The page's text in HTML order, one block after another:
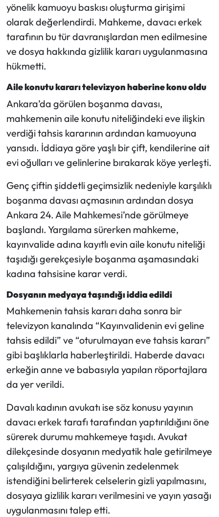
yönelik kamuoyu baskısı oluşturma girişimi
olarak değerlendirdi. Mahkeme, davacı erkek
tarafının bu tür davranışlardan men edilmesine
ve dosya hakkında gizlilik kararı uygulanmasına
hükmetti.
Aile konutu kararı televizyon haberine konu oldu
Ankara’da görülen boşanma davası,
mahkemenin aile konutu niteliğindeki eve ilişkin
verdiği tahsis kararının ardından kamuoyuna
yansıdı. İddiaya göre yaşlı bir çift, kendilerine ait
evi oğulları ve gelinlerine bırakarak köye yerleşti.
Genç çiftin şiddetli geçimsizlik nedeniyle karşılıklı
boşanma davası açmasının ardından dosya
Ankara 24. Aile Mahkemesi’nde görülmeye
başlandı. Yargılama sürerken mahkeme,
kayınvalide adına kayıtlı evin aile konutu niteliği
taşıdığı gerekçesiyle boşanma aşamasındaki
kadına tahsisine karar verdi.
Dosyanın medyaya taşındığı iddia edildi
Mahkemenin tahsis kararı daha sonra bir
televizyon kanalında “Kayınvalidenin evi geline
tahsis edildi” ve “oturulmayan eve tahsis kararı”
gibi başlıklarla haberleştirildi. Haberde davacı
erkeğin anne ve babasıyla yapılan röportajlara
da yer verildi.
Davalı kadının avukatı ise söz konusu yayının
davacı erkek tarafı tarafından yaptırıldığını öne
sürerek durumu mahkemeye taşıdı. Avukat
dilekçesinde dosyanın medyatik hale getirilmeye
çalışıldığını, yargıya güvenin zedelenmek
istendiğini belirterek celselerin gizli yapılmasını,
dosyaya gizlilik kararı verilmesini ve yayın yasağı
uygulanmasını talep etti.
Laçin Haberleri
Magazin
Mecitözü Haberleri
Ortaköy Haberleri
Osmancık Haberleri
Otomotiv
Resmi İlan
Resmi Reklam
Sağlık
Siyaset
Spor
Sungurlu Haberleri
Turizm
Uğurludağ Haberleri
Yaşam
Yayla Haber
Yerel Haberler